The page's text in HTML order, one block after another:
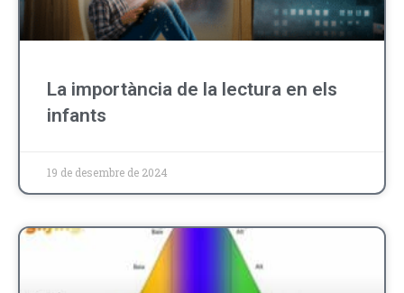
La importància de la lectura en els
infants
19 de desembre de 2024